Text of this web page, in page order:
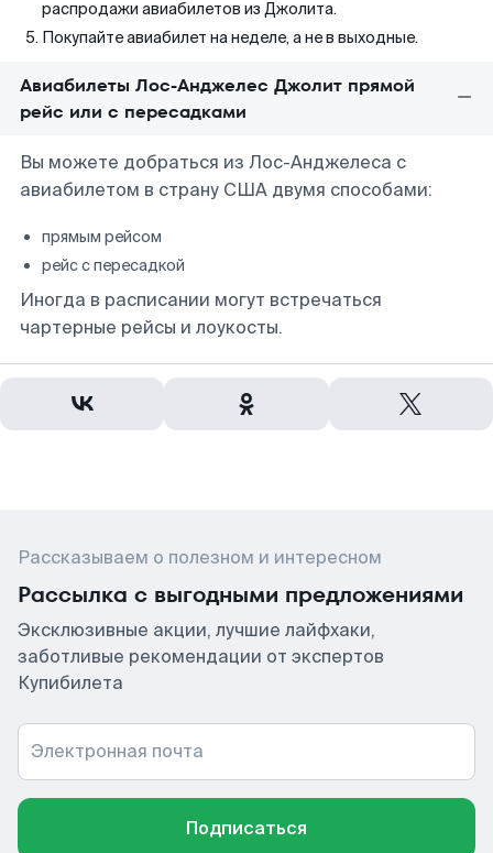
распродажи авиабилетов из Джолита.
Покупайте авиабилет на неделе, а не в выходные.
Авиабилеты Лос-Анджелес Джолит прямой
рейс или с пересадками
Вы можете добраться из Лос-Анджелеса с
авиабилетом в страну США двумя способами:
прямым рейсом
рейс с пересадкой
Иногда в расписании могут встречаться
чартерные рейсы и лоукосты.
Рассказываем о полезном и интересном
Рассылка с выгодными предложениями
Эксклюзивные акции, лучшие лайфхаки,
заботливые рекомендации от экспертов
Купибилета
Электронная почта
Подписаться